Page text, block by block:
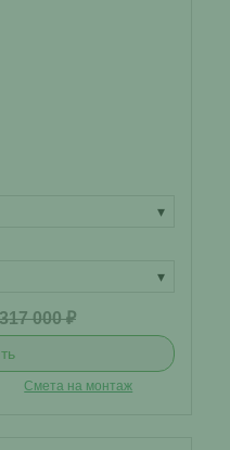
▾
▾
000 ₽
Смета на монтаж